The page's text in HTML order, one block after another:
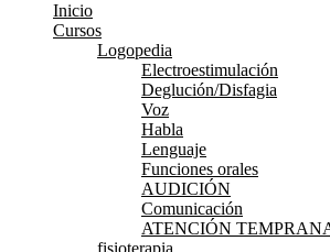
Inicio
Cursos
Logopedia
Electroestimulación
Deglución/Disfagia
Voz
Habla
Lenguaje
Funciones orales
AUDICIÓN
Comunicación
ATENCIÓN
fisioterapia